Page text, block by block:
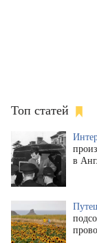
Топ статей
в